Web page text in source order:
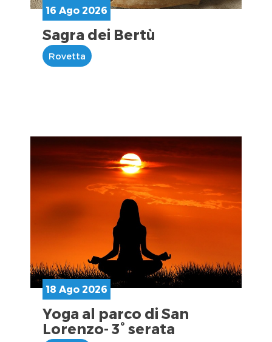
16 Ago 2026
Sagra dei Bertù
Rovetta
18 Ago 2026
Yoga al parco di San
Lorenzo- 3° serata